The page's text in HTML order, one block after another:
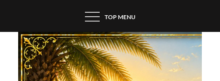
content
TOP MENU